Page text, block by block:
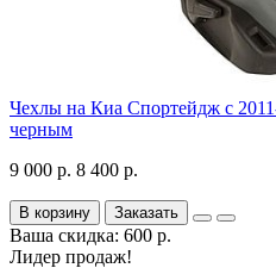
Чехлы на Киа Спортейдж с
черным
9 000 р. 8 400 р.
В корзину Заказать
Ваша скидка: 600 р.
Лидер продаж!